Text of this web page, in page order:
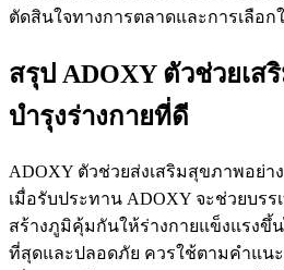
ตัดสินใจทางการตลาดและการเลือ
สรุป ADOXY ตัวช่วยเส
บำรุงร่างกายที่ดี
ADOXY ตัวช่วยส่งเสริมสุขภาพอย่า
เมื่อรับประทาน ADOXY จะช่วยบรร
สร้างภูมิคุ้มกันให้ร่างกายแข็งแรงขึ้
ที่สุดและปลอดภัย ควรใช้ตามคำแน